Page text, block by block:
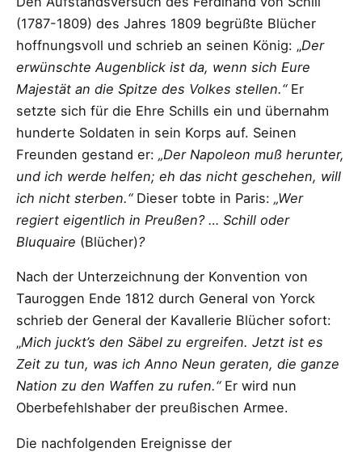
(1787-1809) des Jahres 1809 begrüßte Blücher
hoffnungsvoll und schrieb an seinen König: „Der
erwünschte Augenblick ist da, wenn sich Eure
Majestät an die Spitze des Volkes stellen.“Er
setzte sich für die Ehre Schills ein und übernahm
hunderte Soldaten in sein Korps auf. Seinen
Freunden gestand er: „Der Napoleon muß herunter,
und ich werde helfen; eh das nicht geschehen, will
ich nicht sterben.“Dieser tobte in Paris: „Wer
regiert eigentlich in Preußen? … Schill oder
Bluquaire (Blücher)?
Nach der Unterzeichnung der Konvention von
Tauroggen Ende 1812 durch General von Yorck
schrieb der General der Kavallerie Blücher sofort:
„Mich juckt’s den Säbel zu ergreifen. Jetzt ist es
Zeit zu tun, was ich Anno Neun geraten, die ganze
Nation zu den Waffen zu rufen.“Er wird nun
Oberbefehlshaber der preußischen Armee.
Die nachfolgenden Ereignisse der